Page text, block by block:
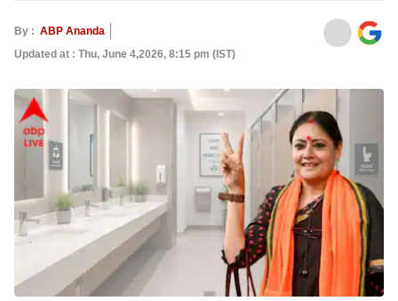
By : ABP Ananda
Updated at : Thu, June 4,2026, 8:15 pm (IST)